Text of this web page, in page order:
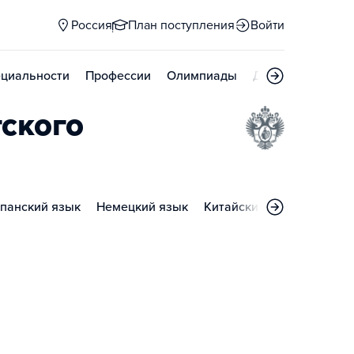
Россия План поступления Войти
Профессии Олимпиады Дни открытых
язык Немецкий язык Китайский язык